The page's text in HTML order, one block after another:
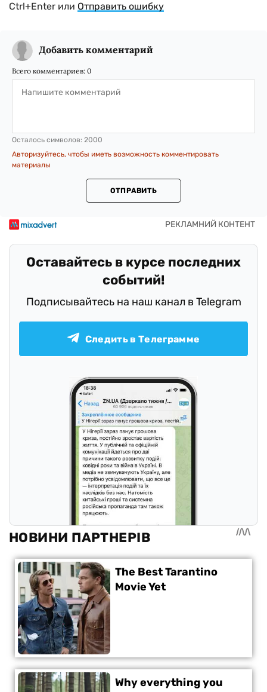
Ctrl+Enter или Отправить ошибку
Добавить комментарий
Всего комментариев: 0
Осталось символов: 2000
Авторизуйтесь, чтобы иметь возможность комментировать
материалы
ОТПРАВИТЬ
Оставайтесь в курсе последних
событий!
Подписывайтесь на наш канал в Telegram
Следить в Телеграмме